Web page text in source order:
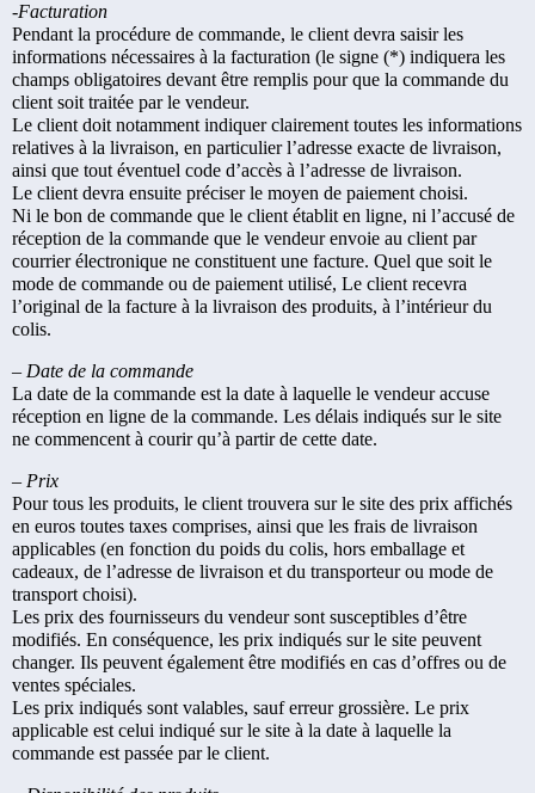
-Facturation
Pendant la procédure de commande, le client devra saisir les
informations nécessaires à la facturation (le signe (*) indiquera les
champs obligatoires devant être remplis pour que la commande du
client soit traitée par le vendeur.
Le client doit notamment indiquer clairement toutes les informations
relatives à la livraison, en particulier l’adresse exacte de livraison,
ainsi que tout éventuel code d’accès à l’adresse de livraison.
Le client devra ensuite préciser le moyen de paiement choisi.
Ni le bon de commande que le client établit en ligne, ni l’accusé de
réception de la commande que le vendeur envoie au client par
courrier électronique ne constituent une facture. Quel que soit le
mode de commande ou de paiement utilisé, Le client recevra
l’original de la facture à la livraison des produits, à l’intérieur du
colis.
– Date de la commande
La date de la commande est la date à laquelle le vendeur accuse
réception en ligne de la commande. Les délais indiqués sur le site
ne commencent à courir qu’à partir de cette date.
– Prix
Pour tous les produits, le client trouvera sur le site des prix affichés
en euros toutes taxes comprises, ainsi que les frais de livraison
applicables (en fonction du poids du colis, hors emballage et
cadeaux, de l’adresse de livraison et du transporteur ou mode de
transport choisi).
Les prix des fournisseurs du vendeur sont susceptibles d’être
modifiés. En conséquence, les prix indiqués sur le site peuvent
changer. Ils peuvent également être modifiés en cas d’offres ou de
ventes spéciales.
Les prix indiqués sont valables, sauf erreur grossière. Le prix
applicable est celui indiqué sur le site à la date à laquelle la
commande est passée par le client.